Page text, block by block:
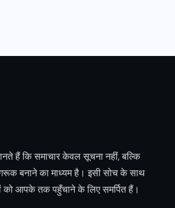
हैं कि समाचार केवल सूचना नहीं, बल्कि
बनाने का माध्यम है। इसी सोच के साथ
को आपके तक पहुँचाने के लिए समर्पित हैं।